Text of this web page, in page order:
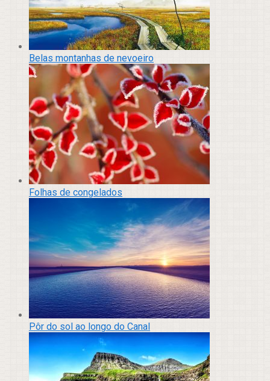
Belas montanhas de nevoeiro
Folhas de congelados
Pôr do sol ao longo do Canal